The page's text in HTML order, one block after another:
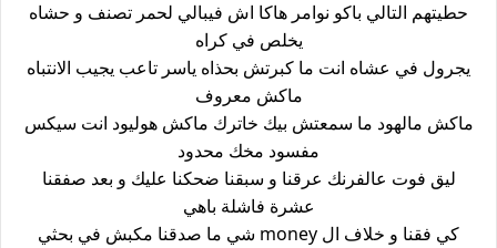
حطيتهم التالي باكو نوامر هاكا اش فيبالي لحمر تصنف و حشاه
يخلص في كراه
يجرول في عشاه انت ما كبرتش بحذاه ياسر تاعب يجيب الانتباه
ماكش معروف
ماكش مالهود ما سمعتش بيك خاترك ماكش هوليود انت سيكس
مفسود مخك محدود
ليق فوت عالفرنك عرقنا و سبقنا ضحكنا عليك و بعد صفقنا
عشرة فاشلة باهي
كي فقنا و خلاف ال money شي ما صدقنا مكبش في بحثي